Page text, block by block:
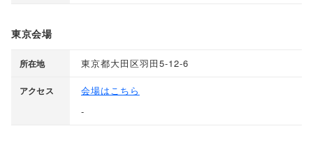
東京会場
所在地 東京都大田区羽田5-12-6
アクセス
会場はこちら
-